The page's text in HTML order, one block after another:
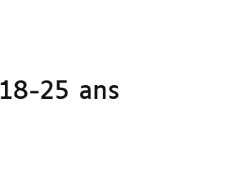
18-25 ans